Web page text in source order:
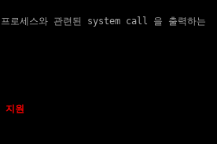
로세스와 관련된 system call 을 출력하는
지원